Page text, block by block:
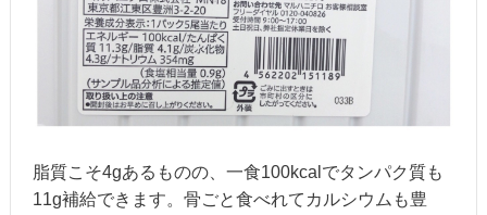
脂質こそ4gあるものの、一食100kcalでタンパク質も
11g補給できます。骨ごと食べれてカルシウムも豊